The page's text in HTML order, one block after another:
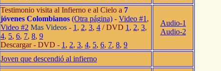
Testimonio visita al Infierno e al Cielo a 7
jóvenes Colombianos (Otra página) - Video #1 ,
Video #2 Mas Videos - 1 , 2, 3, 4 / DVD 1 , 2, 3,
4, 5, 6, 7, 8, 9
Descargar - DVD - 1 , 2, 3, 4, 5, 6, 7, 8, 9
Audio-1
Audio-2
Joven que descendió al infierno